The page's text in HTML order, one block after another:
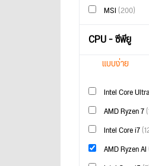
MSI(200)
CPU - ซีพียู
แบบง่าย
Intel Core Ultra
AMD Ryzen 7
Intel Core i7
AMD Ryzen AI